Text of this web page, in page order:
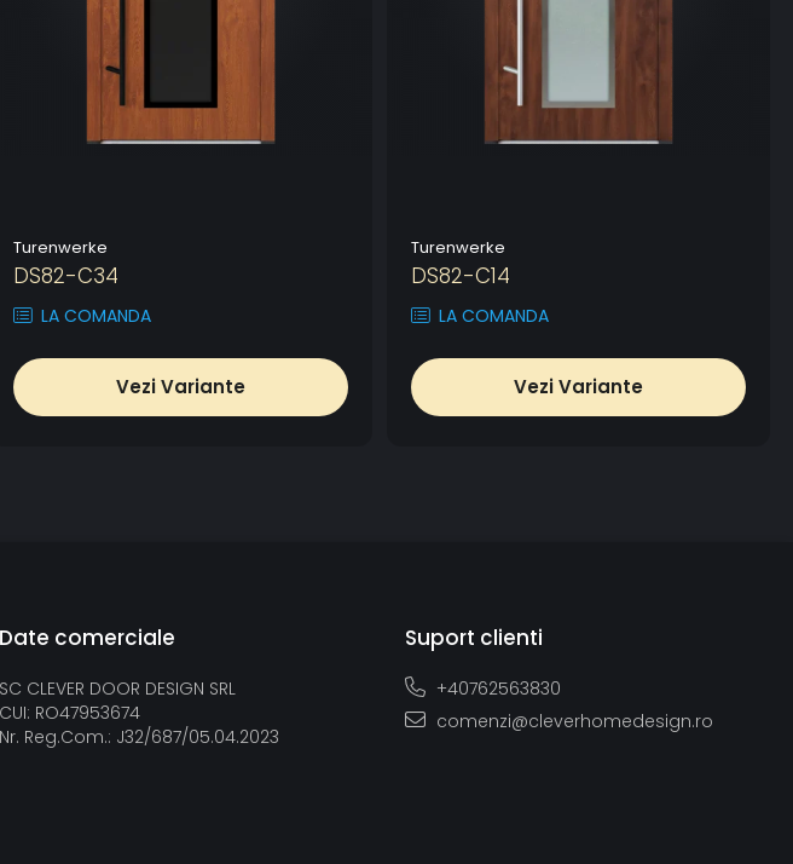
Turenwerke
DS82-C34
LA COMANDA
Vezi Variante
Turenwerke
DS82-C14
LA COMANDA
Vezi Variante
Date comerciale
SC CLEVER DOOR DESIGN SRL
CUI: RO47953674
Nr. Reg.Com.: J32/687/05.04.2023
Suport clienti
+40762563830
comenzi@cleverhomedesign.ro